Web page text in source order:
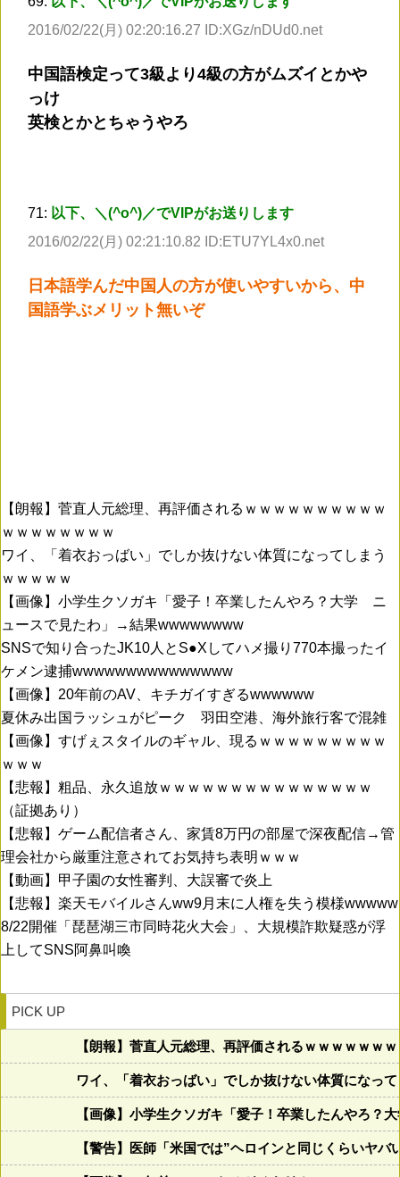
2016/02/22(月) 02:20:16.27 ID:XGz/nDUd0.net
中国語検定って3級より4級の方がムズイとかや
っけ
英検とかとちゃうやろ
71: 以下、＼(^o^)／でVIPがお送りします
2016/02/22(月) 02:21:10.82 ID:ETU7YL4x0.net
日本語学んだ中国人の方が使いやすいから、中
国語学ぶメリット無いぞ
【朗報】菅直人元総理、再評価されるｗｗｗｗｗｗｗｗｗｗ
ｗｗｗｗｗｗｗｗ
ワイ、「着衣おっばい」でしか抜けない体質になってしまう
ｗｗｗｗｗ
【画像】小学生クソガキ「愛子！卒業したんやろ？大学 ニ
ュースで見たわ」→結果wwwwwwww
SNSで知り合ったJK10人とS●Xしてハメ撮り770本撮ったイ
ケメン逮捕wwwwwwwwwwwwwww
【画像】20年前のAV、キチガイすぎるwwwwww
夏休み出国ラッシュがピーク 羽田空港、海外旅行客で混雑
【画像】すげぇスタイルのギャル、現るｗｗｗｗｗｗｗｗｗ
ｗｗｗ
【悲報】粗品、永久追放ｗｗｗｗｗｗｗｗｗｗｗｗｗｗｗ
（証拠あり）
【悲報】ゲーム配信者さん、家賃8万円の部屋で深夜配信→管
理会社から厳重注意されてお気持ち表明ｗｗｗ
【動画】甲子園の女性審判、大誤審で炎上
【悲報】楽天モバイルさんww9月末に人権を失う模様wwwww
8/22開催「琵琶湖三市同時花火大会」、大規模詐欺疑惑が浮
上してSNS阿鼻叫喚
PICK UP
【朗報】菅直人元総理、再評価されるｗｗｗｗｗｗ
ワイ、「着衣おっばい」でしか抜けない体質になっ
【画像】小学生クソガキ「愛子！卒業したんやろ
【警告】医師「米国では”ヘロインと同じくらいヤ